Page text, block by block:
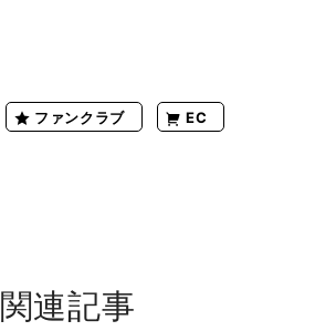
ファンクラブ EC
関連記事